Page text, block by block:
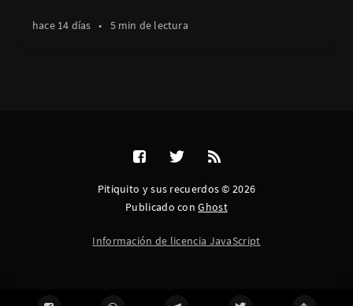
hace 14 días • 5 min de lectura
Pitiquito y sus recuerdos © 2026
Publicado conGhost
Información de licencia JavaScript